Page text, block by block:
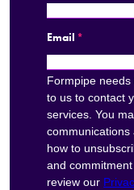
Email *
Formpipe
to us to contact
services. You
how to
and
review our